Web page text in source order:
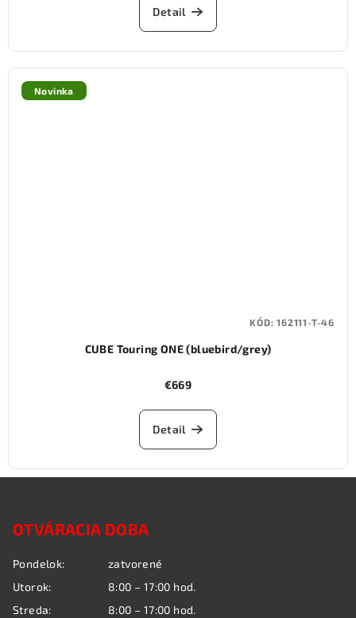
Detail
Novinka
CUBE Touring ONE (bluebird/grey)
€669
Detail
KÓD:162111-T-46
OTVÁRACIA DOBA
Pondelok:
zatvorené
Utorok:
8:00 – 17:00 hod.
Streda:
8:00 – 17:00 hod.